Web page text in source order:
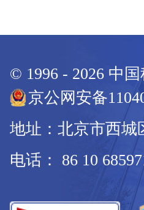
© 1996 - 2026 中
京公网安备
地址：北京市西城
电话： 86 10